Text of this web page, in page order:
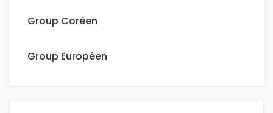
Group Coréen
Group Européen